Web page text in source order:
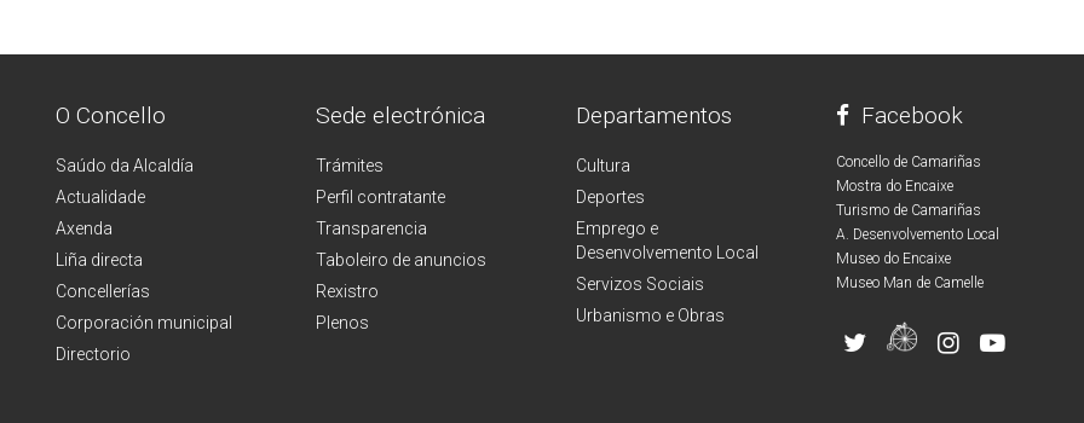
O Concello
Saúdo da Alcaldía
Actualidade
Axenda
Liña directa
Concellerías
Corporación municipal
Directorio
Sede electrónica
Trámites
Perfil contratante
Transparencia
Taboleiro de anuncios
Rexistro
Plenos
Departamentos
Cultura
Deportes
Emprego e
Desenvolvemento Local
Servizos Sociais
Urbanismo e Obras
Facebook
Concello de Camariñas
Mostra do Encaixe
Turismo de Camariñas
A. Desenvolvemento Local
Museo do Encaixe
Museo Man de Camelle